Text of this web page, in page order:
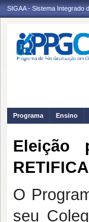
SIGAA - Sistema Integrado
Programa Ensino
Eleição
O
seu